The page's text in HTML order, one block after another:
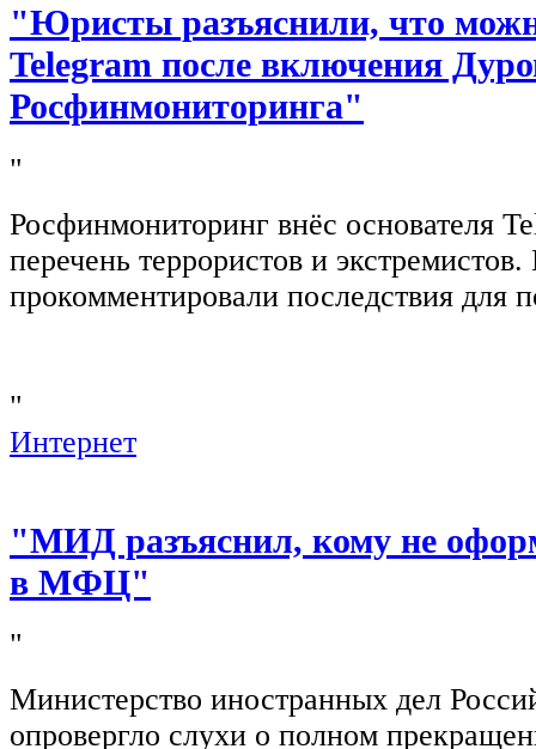
"Юристы разъяснили, что
Telegram после включения
Росфинмониторинга"
"
Росфинмониторинг внёс основателя
перечень террористов и
прокомментировали последствия для
"
Интернет
"МИД разъяснил, кому не
в МФЦ"
"
Министерство иностранных дел
опровергло слухи о полном